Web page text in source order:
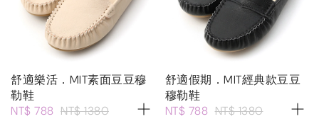
舒適樂活．MIT素面豆豆穆
勒鞋
NT$ 788 NT$ 1380
舒適假期．MIT經典款豆豆
穆勒鞋
NT$ 788 NT$ 1380